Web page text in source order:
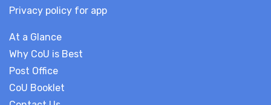
Privacy policy for app
At a Glance
Why CoU is Best
Post Office
CoU Booklet